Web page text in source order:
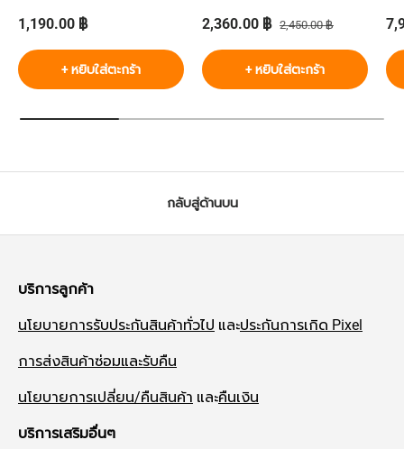
ราคาปกติ
1,190.00 ฿
+ หยิบใส่ตะกร้า
ราคาส่วนลด
2,360.00 ฿ ราคาปกติ
2,450.00 ฿
+ หยิบใส่ตะกร้า
ร
กลับสู่ด้านบน
บริการลูกค้า
นโยบายการรับประกันสินค้าทั่วไป และประกันการเกิด Pixel
การส่งสินค้าซ่อมและรับคืน
นโยบายการเปลี่ยน/คืนสินค้า และคืนเงิน
บริการเสริมอื่นๆ